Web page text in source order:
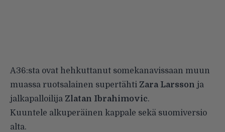
A36:sta ovat hehkuttanut somekanavissaan muun
muassa ruotsalainen supertähti Zara Larsson ja
jalkapalloilija Zlatan Ibrahimovic.
Kuuntele alkuperäinen kappale sekä suomiversio
alta.